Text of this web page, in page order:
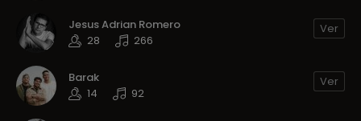
Jesus Adrian Romero
28
266
Ver
Barak
14
92
Ver